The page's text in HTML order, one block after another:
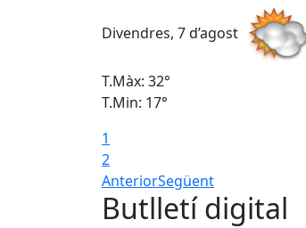
Divendres, 7 d’agost
T.Màx: 32°
T.Min: 17°
1
2
AnteriorSegüent
Butlletí digital